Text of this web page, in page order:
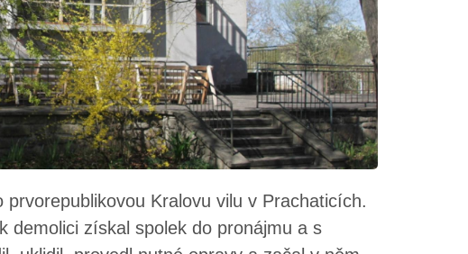
Kralovu vilu v Prachaticích.
demolici získal spolek do pronájmu a s